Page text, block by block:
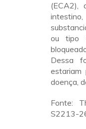
(ECA2),
ou tipo
Dessa
doença,
Fonte:
S2213-